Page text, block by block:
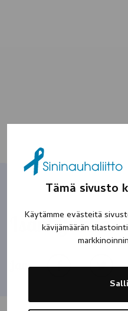
Tämä sivusto
Käytämme evästeitä
kävijämäärän
Isäni Jukka